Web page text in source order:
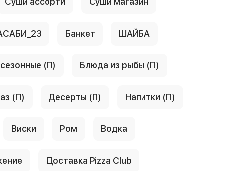
Банкет ШАЙБА
(П) Блюда из рыбы (П)
(П) Десерты (П) Напитки (П)
Виски Ром Водка
Доставка Pizza Club